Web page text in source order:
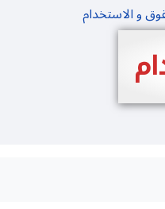
و الاستخدام